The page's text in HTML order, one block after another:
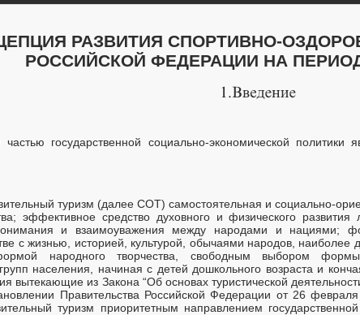
РАЗВИТИЯ СПОРТИВНО-
РОССИЙСКОЙ ФЕДЕРАЦИИ НА
государственной социально-экономической политики
туризм (далее СОТ) самостоятельная и социально-
эффективное средство духовного и физического
и взаимоуважения между народами и нациями;
с жизнью, историей, культурой, обычаями народов,
народного творчества, свободным выбором формы
населения, начиная с детей дошкольного возраста и
вытекающие из Закона “Об основах туристической
Правительства Российской Федерации от 26
туризм приоритетным направлением